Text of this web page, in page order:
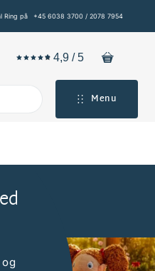
Ring på +45 6038 3700 / 2078 7954
4,9 /5
Menu